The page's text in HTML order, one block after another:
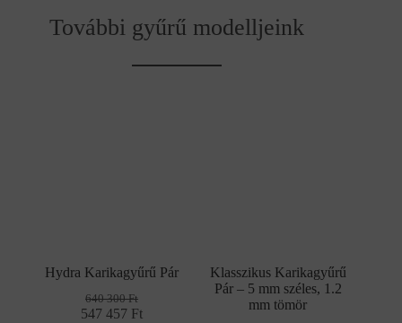
További gyűrű modelljeink
Hydra Karikagyűrű Pár
640 300Ft
Original
547 457 Ft
Current
Klasszikus Karikagyűrű
Pár – 5 mm széles, 1.2
mm tömör